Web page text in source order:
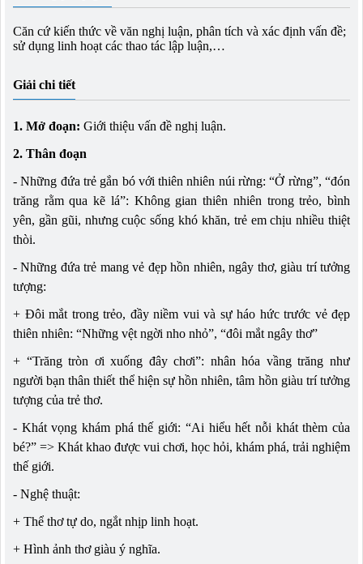
Căn cứ kiến thức về văn nghị luận, phân tích và xác định vấn đề;
sử dụng linh hoạt các thao tác lập luận,…
Giải chi tiết
1. Mở đoạn: Giới thiệu vấn đề nghị luận.
2. Thân đoạn
- Những đứa trẻ gắn bó với thiên nhiên núi rừng: “Ở rừng”, “đón
trăng rằm qua kẽ lá”: Không gian thiên nhiên trong trẻo, bình
yên, gần gũi, nhưng cuộc sống khó khăn, trẻ em chịu nhiều thiệt
thòi.
- Những đứa trẻ mang vẻ đẹp hồn nhiên, ngây thơ, giàu trí tưởng
tượng:
+ Đôi mắt trong trẻo, đầy niềm vui và sự háo hức trước vẻ đẹp
thiên nhiên: “Những vệt ngời nho nhỏ”, “đôi mắt ngây thơ”
+ “Trăng tròn ơi xuống đây chơi”: nhân hóa vầng trăng như
người bạn thân thiết thể hiện sự hồn nhiên, tâm hồn giàu trí tưởng
tượng của trẻ thơ.
- Khát vọng khám phá thế giới: “Ai hiểu hết nỗi khát thèm của
bé?” => Khát khao được vui chơi, học hỏi, khám phá, trải nghiệm
thế giới.
- Nghệ thuật:
+ Thể thơ tự do, ngắt nhịp linh hoạt.
+ Hình ảnh thơ giàu ý nghĩa.